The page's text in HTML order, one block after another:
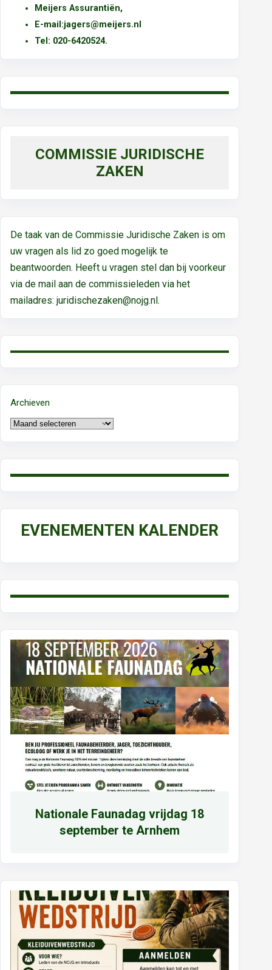
Meijers Assurantiën,
E-mail:jagers@meijers.nl
Tel: 020-6420524.
COMMISSIE JURIDISCHE
ZAKEN
De taak van de Commissie Juridische Zaken is om
uw vragen als lid zo goed mogelijk te
beantwoorden. Heeft u vragen stel dan bij voorkeur
via de mail aan de commissieleden via het
mailadres: juridischezaken@nojg.nl.
Archieven
EVENEMENTEN KALENDER
Nationale Faunadag vrijdag 18
september te Arnhem